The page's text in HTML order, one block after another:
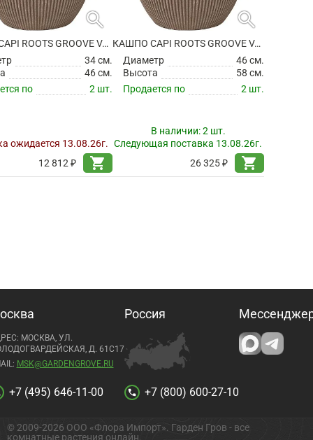
search
КАШПО CAPI ROOTS GROOVE VASE ELEGANT LOW WARM TAUPE
34 см.
46 см.
по
2 шт.
ожидается 13.08.26г.
12 812 ₽
shopping_cart
search
КАШПО CAPI ROOTS GROOVE VASE ELEGANT LOW WARM TAUPE
Диаметр
46 см.
Высота
58 см.
Продается по
2 шт.
В наличии:2 шт.
Следующая поставка 13.08.26г.
26 325 ₽
shopping_cart
МОСКВА, УЛ.
Д. 61С17
MSK@GARDENGROVE.RU
+7 (495) 646-11-00
Россия
call +7 (800) 600-27-10
© 2009-2026 ООО «Флора Импорт». Гарден Гров - все
комнатные растения онлайн.